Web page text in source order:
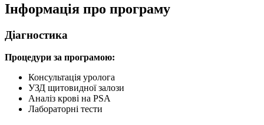
Інформація про програму
Діагностика
Процедури за програмою:
Консультація уролога
УЗД щитовидної залози
Аналіз крові на PSA
Лабораторні тести